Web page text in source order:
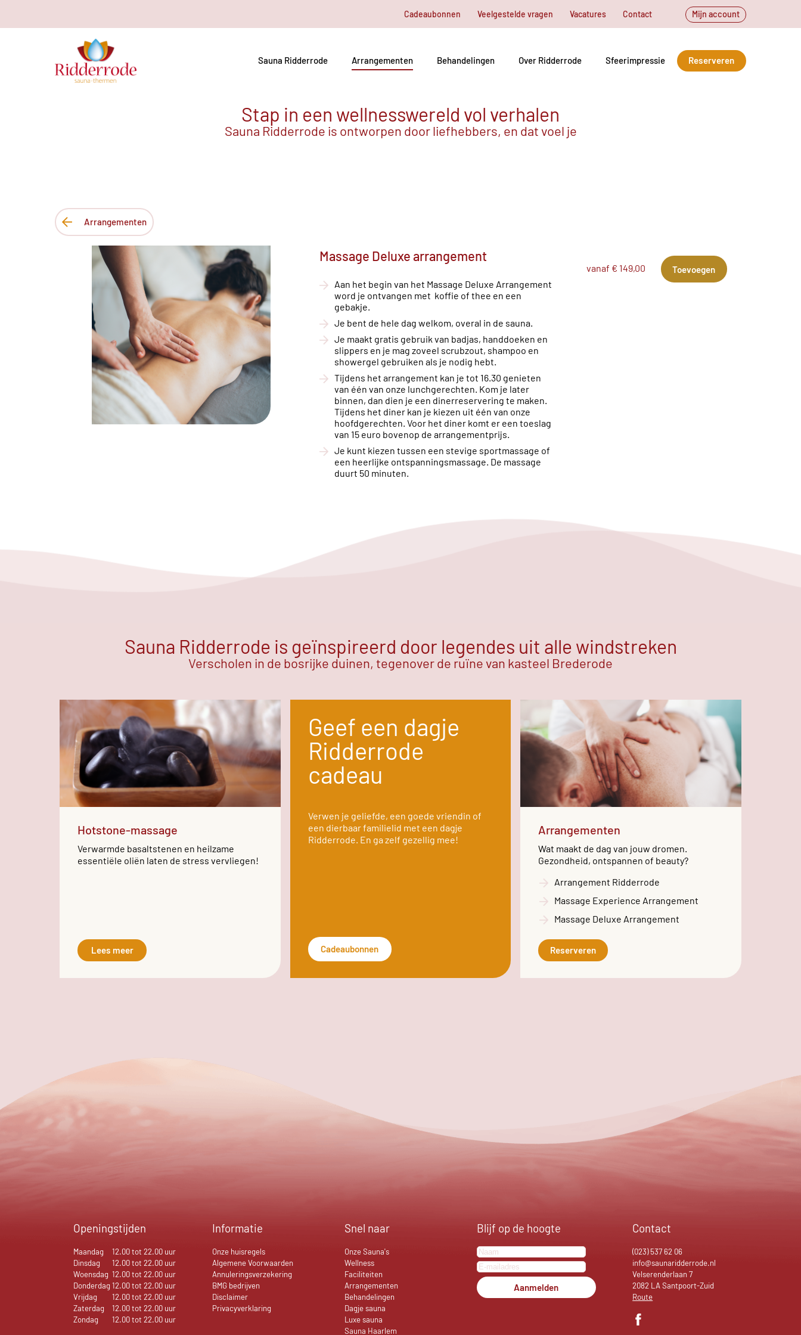
Cadeaubonnen Veelgestelde vragen Vacatures Contact Mijn account
Sauna Ridderrode Arrangementen Behandelingen Over Ridderrode Sfeerimpressie Reserveren
Stap in een wellnesswereld vol verhalen
Sauna Ridderrode is ontworpen door liefhebbers, en dat voel je
Arrangementen
Massage Deluxe arrangement
Aan het begin van het Massage Deluxe Arrangement
word je ontvangen met koffie of thee en een
gebakje.
Je bent de hele dag welkom, overal in de sauna.
Je maakt gratis gebruik van badjas, handdoeken en
slippers en je mag zoveel scrubzout, shampoo en
showergel gebruiken als je nodig hebt.
Tijdens het arrangement kan je tot 16.30 genieten
van één van onze lunchgerechten. Kom je later
binnen, dan dien je een dinerreservering te maken.
Tijdens het diner kan je kiezen uit één van onze
hoofdgerechten. Voor het diner komt er een toeslag
van 15 euro bovenop de arrangementprijs.
Je kunt kiezen tussen een stevige sportmassage of
een heerlijke ontspanningsmassage. De massage
duurt 50 minuten.
vanaf € 149,00 Toevoegen
Sauna Ridderrode is geïnspireerd door legendes uit alle windstreken
Verscholen in de bosrijke duinen, tegenover de ruïne van kasteel Brederode
Hotstone-massage
Verwarmde basaltstenen en heilzame
essentiële oliën laten de stress vervliegen!
Lees meer
Geef een dagje
Ridderrode
cadeau
Verwen je geliefde, een goede vriendin of
een dierbaar familielid met een dagje
Ridderrode. En ga zelf gezellig mee!
Cadeaubonnen
Arrangementen
Wat maakt de dag van jouw dromen.
Gezondheid, ontspannen of beauty?
Arrangement Ridderrode
Massage Experience Arrangement
Massage Deluxe Arrangement
Reserveren
Openingstijden
Maandag
12.00 tot 22.00 uur
Dinsdag
12.00 tot 22.00 uur
Woensdag 12.00 tot 22.00 uur
Donderdag 12.00 tot 22.00 uur
Vrijdag
12.00 tot 22.00 uur
Zaterdag
12.00 tot 22.00 uur
Zondag
12.00 tot 22.00 uur
Informatie
Onze huisregels
Algemene Voorwaarden
Annuleringsverzekering
BMG bedrijven
Disclaimer
Privacyverklaring
Snel naar
Onze Sauna's
Wellness
Faciliteiten
Arrangementen
Behandelingen
Dagje sauna
Luxe sauna
Sauna Haarlem
Blijf op de hoogte
Aanmelden
Contact
(023) 537 62 06
info@saunaridderrode.nl
Velserenderlaan 7
2082 LA Santpoort-Zuid
Route